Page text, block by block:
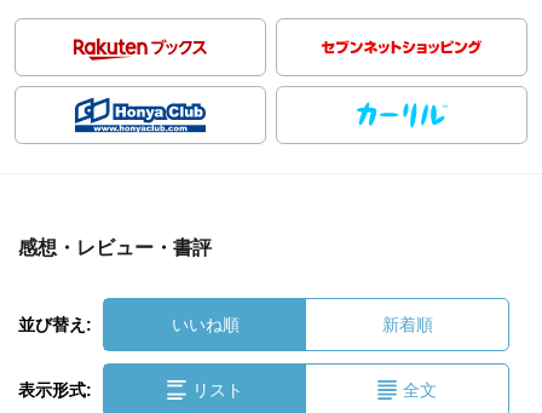
感想・レビュー・書評
並び替え: いいね順 新着順
表示形式: リスト 全文